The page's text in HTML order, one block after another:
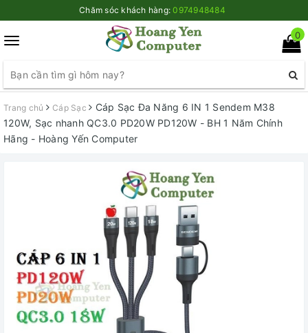
Chăm sóc khách hàng:0974948484
Toggle
0
Trang chủ Cáp Sạc
Cáp Sạc Đa Năng 6 IN 1 Sendem M38
120W, Sạc nhanh QC3.0 PD20W PD120W - BH 1 Năm Chính
Hãng - Hoàng Yến Computer